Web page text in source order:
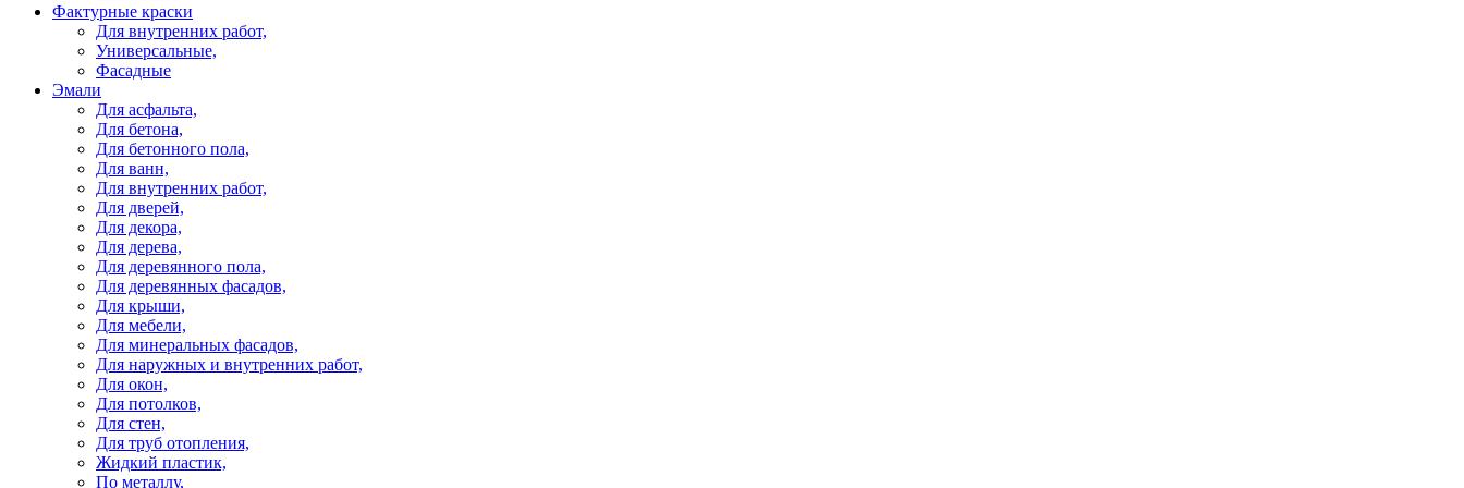
Фактурные краски
Для внутренних работ,
Универсальные,
Фасадные
Эмали
Для асфальта,
Для бетона,
Для бетонного пола,
Для ванн,
Для внутренних работ,
Для дверей,
Для декора,
Для дерева,
Для деревянного пола,
Для деревянных фасадов,
Для крыши,
Для мебели,
Для минеральных фасадов,
Для наружных и внутренних работ,
Для окон,
Для потолков,
Для стен,
Для труб отопления,
Жидкий пластик,
По металлу,